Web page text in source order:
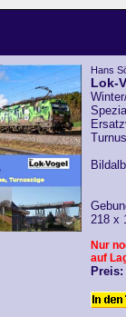
Hans
Lok-
218 x
Nur
auf